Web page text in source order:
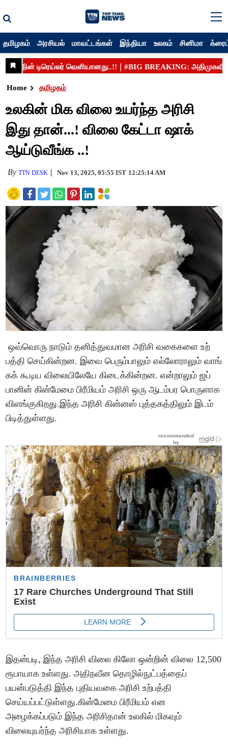
தமிழகம் அரசியல் மாவட்டங்கள் இந்தியா உலகம் சினிமா
Home தமிழகம்
உல​கின் மிக விலை உயர்ந்த அரிசி
இது தான்...! விலை கேட்டா ஷாக்
ஆய்டுவீங்க ..!
ByTTN DESK Nov 13, 2025, 05:55 IST 12:25:14 AM
ஒவ்​வொரு நாடும் தனித்​து​வ​மான அரிசி வகைகளை உற்​
பத்தி செய்​கின்​றன. இவை பெரும்​பாலும் எல்​லோ​ராலும் வாங்​
கக் கூடிய விலை​யிலேயே கிடைக்​கின்​றன. என்​றாலும் ஜப்​
பானின் கின்​மேமை பிரீமி​யம் அரிசி ஒரு ஆடம்பர பொருளாக
விளங்​கு​கிறது.இந்த அரிசி கின்னஸ் புத்தகத்திலும் இடம்
பிடித்துள்ளது.
இதன்படி, இந்த அரிசி விலை கிலோ ஒன்றின் விலை 12,500
ரூபாயாக உள்​ளது. அதிநவீன தொழில்நுட்பத்தைப்
பயன்படுத்தி இந்த புதியவகை அரிசி உற்பத்தி
செய்யப்பட்டுள்ளது.கின்மேமை பிரீமியம் என
அழைக்கப்படும் இந்த அரிசிதான் உலகில் மிகவும்
விலையுயர்ந்த அரிசியாக உள்ளது.